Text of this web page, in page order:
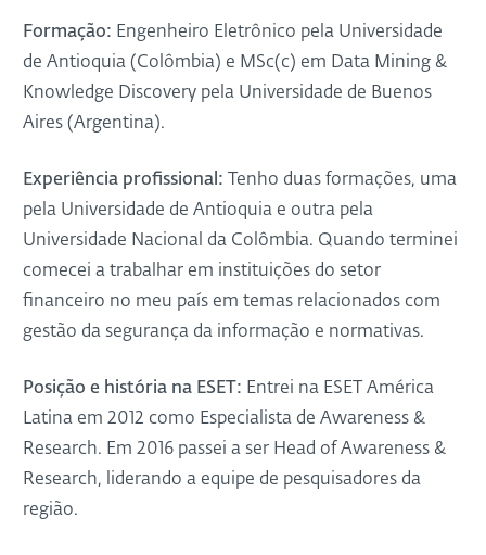
Formação: Engenheiro Eletrônico pela Universidade
de Antioquia (Colômbia) e MSc(c) em Data Mining &
Knowledge Discovery pela Universidade de Buenos
Aires (Argentina).
Experiência profissional: Tenho duas formações, uma
pela Universidade de Antioquia e outra pela
Universidade Nacional da Colômbia. Quando terminei
comecei a trabalhar em instituições do setor
financeiro no meu país em temas relacionados com
gestão da segurança da informação e normativas.
Posição e história na ESET: Entrei na ESET América
Latina em 2012 como Especialista de Awareness &
Research. Em 2016 passei a ser Head of Awareness &
Research, liderando a equipe de pesquisadores da
região.